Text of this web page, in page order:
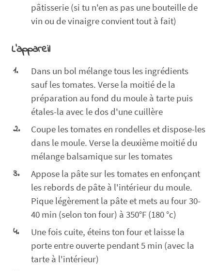
pâtisserie (si tu n'en as pas une bouteille de
vin ou de vinaigre convient tout à fait)
L'appareil
Dans un bol mélange tous les ingrédients
sauf les tomates. Verse la moitié de la
préparation au fond du moule à tarte puis
étales-la avec le dos d'une cuillère
Coupe les tomates en rondelles et dispose-les
dans le moule. Verse la deuxième moitié du
mélange balsamique sur les tomates
Appose la pâte sur les tomates en enfonçant
les rebords de pâte à l'intérieur du moule.
Pique légèrement la pâte et mets au four 30-
40 min (selon ton four) à 350°F (180 °c)
Une fois cuite, éteins ton four et laisse la
porte entre ouverte pendant 5 min (avec la
tarte à l'intérieur)